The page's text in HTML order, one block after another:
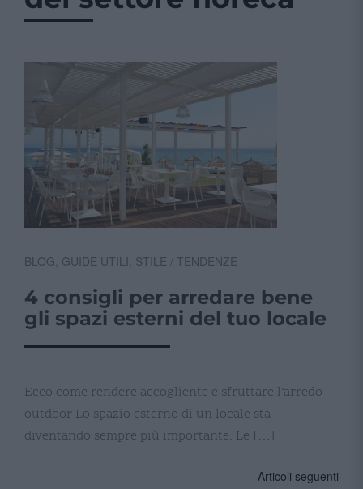
BLOG GUIDE UTILI STILE / TENDENZE
4 consigli per arredare bene
gli spazi esterni del tuo locale
Ecco come rendere accogliente e sfruttare l’arredo
outdoor Lo spazio esterno di un locale sta
diventando sempre più importante. Le […]
Articoli seguenti